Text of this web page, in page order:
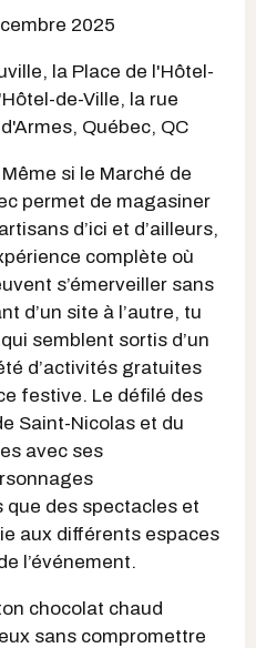
2025
la Place de l'Hôtel-
de-Ville, la rue
Québec, QC
si le Marché de
permet de magasiner
d’ici et d’ailleurs,
complète où
s’émerveiller sans
d’un site à l’autre, tu
semblent sortis d’un
d’activités gratuites
festive. Le défilé des
Saint-Nicolas et du
avec ses
des spectacles et
aux différents espaces
l’événement.
chocolat chaud
sans compromettre